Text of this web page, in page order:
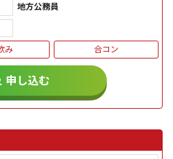
地方公務員
み 合コン
申し込む